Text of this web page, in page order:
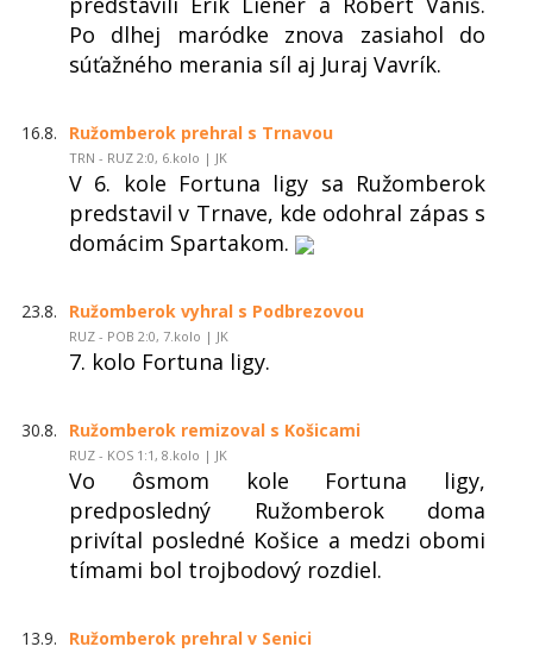
Po dlhej maródke znova zasiahol do
súťažného merania síl aj Juraj Vavrík.
16.8. Ružomberok prehral s Trnavou
TRN - RUZ 2:0, 6.kolo | JK
V 6. kole Fortuna ligy sa Ružomberok
predstavil v Trnave, kde odohral zápas s
domácim Spartakom.
23.8. Ružomberok vyhral s Podbrezovou
RUZ - POB 2:0, 7.kolo | JK
7. kolo Fortuna ligy.
30.8. Ružomberok remizoval s Košicami
RUZ - KOS 1:1, 8.kolo | JK
Vo ôsmom kole Fortuna ligy,
predposledný Ružomberok doma
privítal posledné Košice a medzi obomi
tímami bol trojbodový rozdiel.
13.9. Ružomberok prehral v Senici